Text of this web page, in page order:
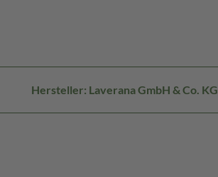
Hersteller: Laverana GmbH & Co. KG